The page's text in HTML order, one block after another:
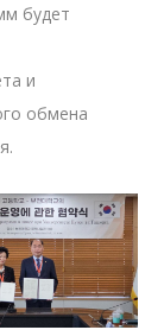
будет
и
обмена